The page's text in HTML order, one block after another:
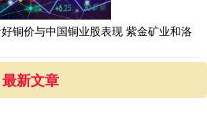
铜价与中国铜业股表现 紫金矿业和洛
最新文章